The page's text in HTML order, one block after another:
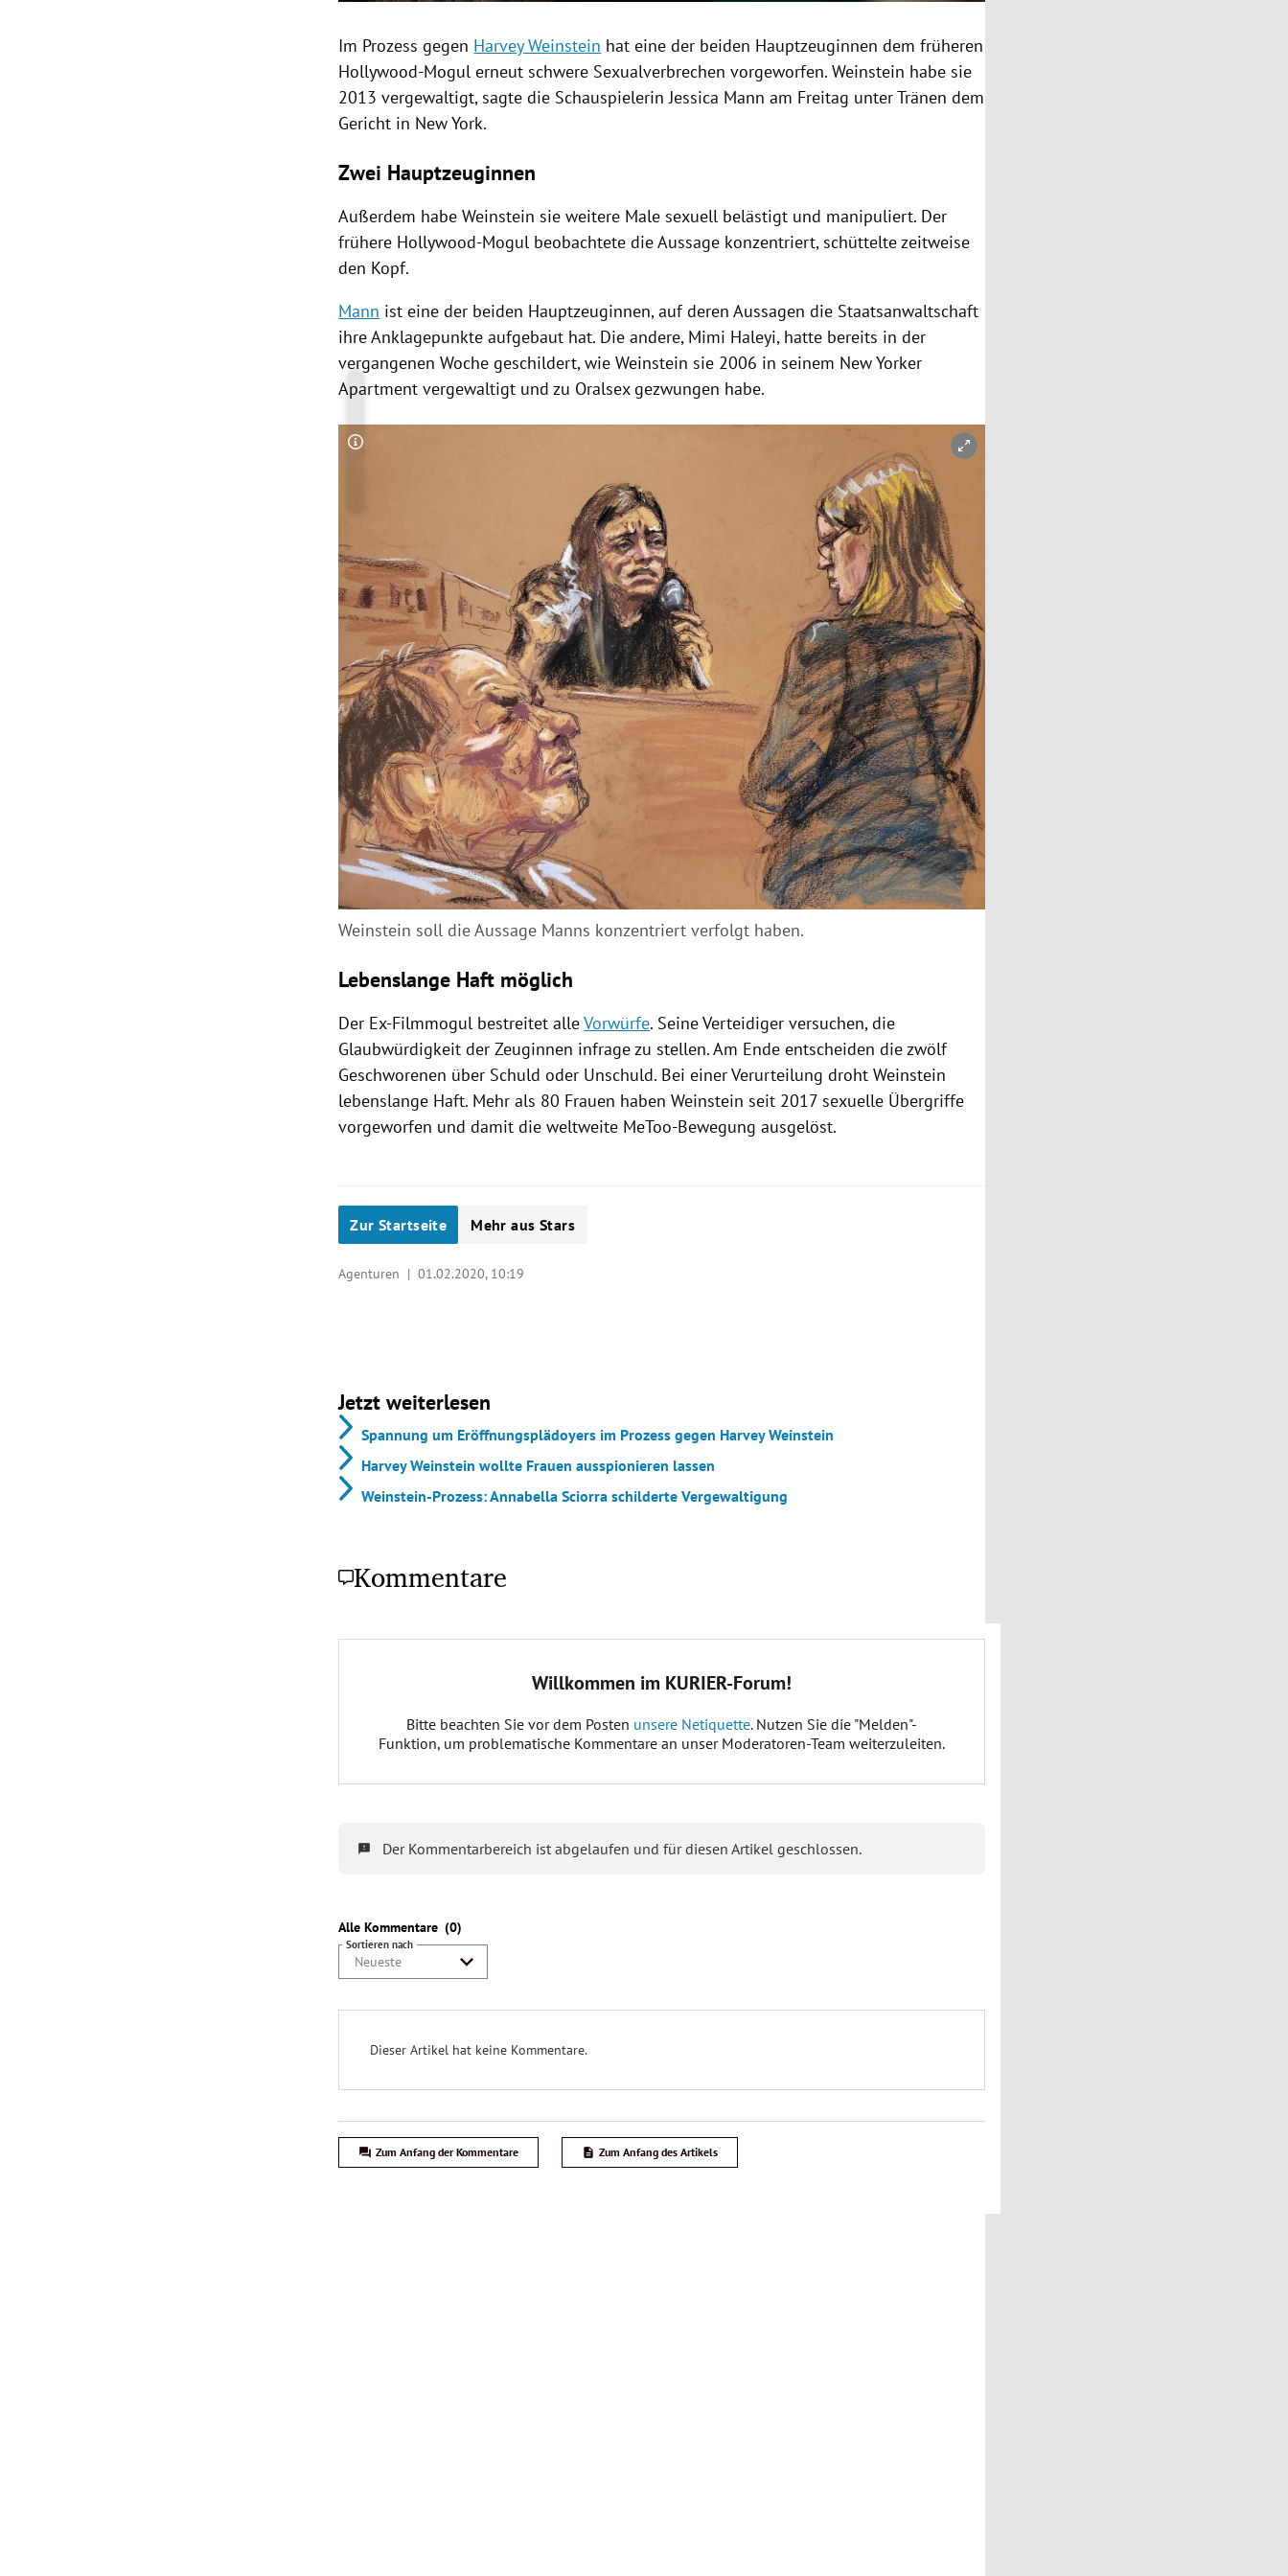
Im Prozess gegen Harvey Weinstein hat eine der beiden Hauptzeuginnen dem früheren
Hollywood-Mogul erneut schwere Sexualverbrechen vorgeworfen.Weinstein habe sie
2013 vergewaltigt, sagte die SchauspielerinJessica Mann am Freitag unter Tränen dem
Gericht in New York.
Zwei Hauptzeuginnen
Außerdem habeWeinstein sie weitere Male sexuell belästigt und manipuliert. Der
frühere Hollywood-Mogul beobachtete die Aussage konzentriert, schüttelte zeitweise
den Kopf.
Mann ist eine der beiden Hauptzeuginnen, auf deren Aussagen die Staatsanwaltschaft
ihre Anklagepunkte aufgebaut hat. Die andere, Mimi Haleyi, hatte bereits in der
vergangenen Woche geschildert, wieWeinstein sie 2006 in seinem New Yorker
Apartment vergewaltigt und zu Oralsex gezwungen habe.
Copyright-Hinweis öffnen/schließen
Weinstein soll die Aussage Manns konzentriert verfolgt haben.
Lebenslange Haft möglich
Der Ex-Filmmogul bestreitet alleVorwürfe. Seine Verteidiger versuchen, die
Glaubwürdigkeit der Zeuginnen infrage zu stellen. Am Ende entscheiden die zwölf
Geschworenen über Schuld oder Unschuld. Bei einer Verurteilung drohtWeinstein
lebenslange Haft. Mehr als 80 Frauen habenWeinstein seit 2017sexuelle Übergriffe
vorgeworfen und damit die weltweite MeToo-Bewegung ausgelöst.
Zur Startseite Mehr aus Stars
Agenturen |01.02.2020, 10:19
Jetzt weiterlesen
Spannung um Eröffnungsplädoyers im Prozess gegen Harvey Weinstein
Harvey Weinstein wollte Frauen ausspionieren lassen
Weinstein-Prozess: Annabella Sciorra schilderte Vergewaltigung
Kommentare